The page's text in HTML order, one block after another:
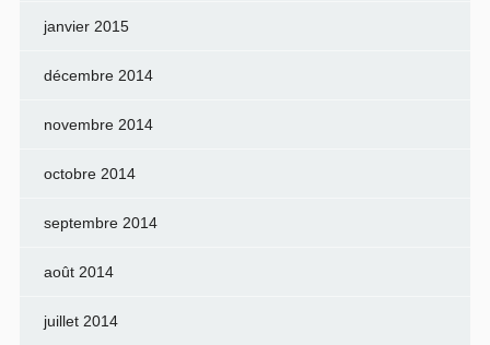
janvier 2015
décembre 2014
novembre 2014
octobre 2014
septembre 2014
août 2014
juillet 2014